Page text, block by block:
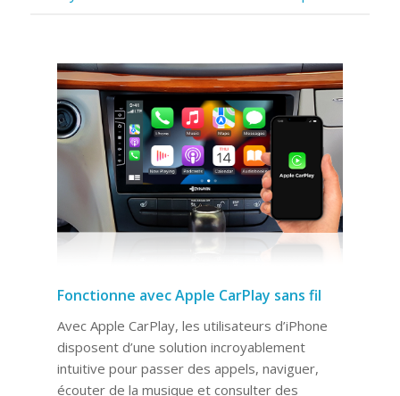
Fonctionne avec Apple CarPlay sans fil
Avec Apple CarPlay, les utilisateurs d’iPhone
disposent d’une solution incroyablement
intuitive pour passer des appels, naviguer,
écouter de la musique et consulter des